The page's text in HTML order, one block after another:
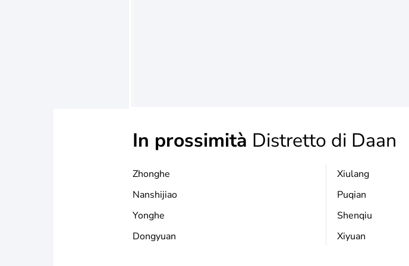
In prossimità Distretto di Daan
Zhonghe
Nanshijiao
Yonghe
Dongyuan
Xiulang
Puqian
Shenqiu
Xiyuan